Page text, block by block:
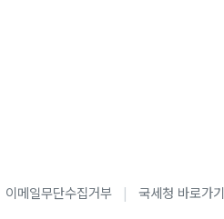
이메일무단수집거부 국세청 바로가기